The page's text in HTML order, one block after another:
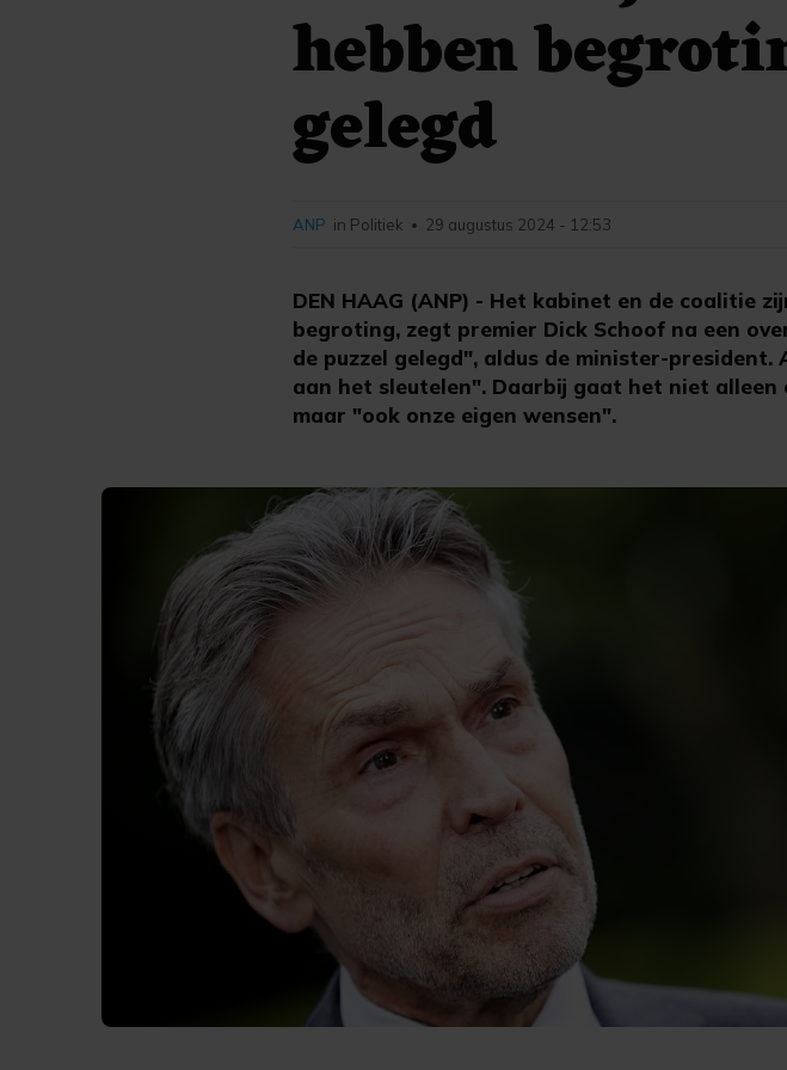
hebben
gelegd
DEN HAAG (ANP) - Het kabinet en de coalitie
begroting, zegt premier Dick Schoof na een
de puzzel gelegd", aldus de minister-president.
aan het sleutelen". Daarbij gaat het niet
maar "ook onze eigen wensen".
ANP in Politiek • 29 augustus 2024 - 12:53